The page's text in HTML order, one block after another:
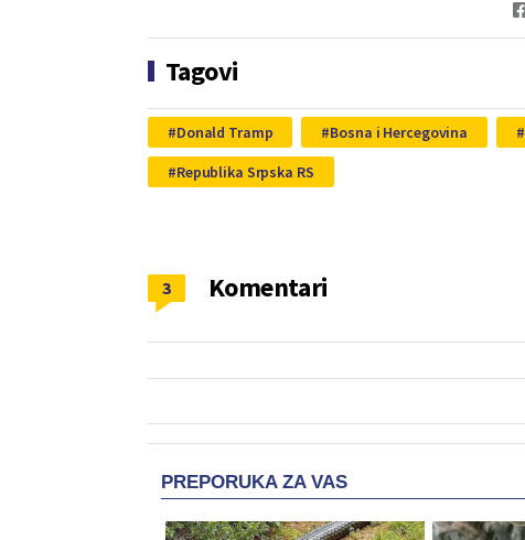
Tagovi
Donald Tramp Bosna i Hercegovina
Republika Srpska RS
Komentari
3
PREPORUKA ZA VAS